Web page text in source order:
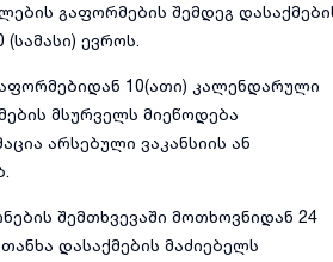
გაფორმების შემდეგ
ევროს.
10(ათი) კალენდარული
მსურველს მიეწოდება
არსებული ვაკანსიის ან
შემთხვევაში მოთხოვნიდან 24
დასაქმების მაძიებელს